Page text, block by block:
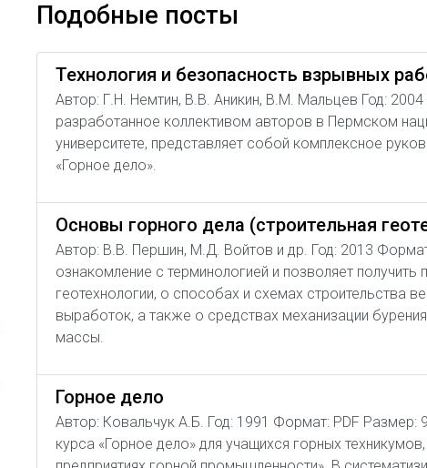
Подобные посты
Технология и безопасность взрывных
Автор: Г.Н. Немтин, В.В. Аникин, В.М. Мальцев Год:
разработанное коллективом авторов в Пермском
университете, представляет собой комплексное
«Горное дело».
Основы горного дела (строительная
Автор: В.В. Першин, М.Д. Войтов и др. Год: 2013
ознакомление с терминологией и позволяет получить
геотехнологии, о способах и схемах строительства
выработок, а также о средствах механизации
массы.
Горное дело
Автор: Ковальчук А.Б. Год: 1991 Формат: PDF Размер:
курса «Горное дело» для учащихся горных